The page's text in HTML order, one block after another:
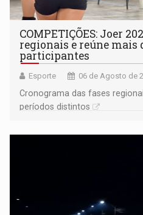
COMPETIÇÕES: Joer
regionais e reúne mais
participantes
Esporte 06 de Agosto de
Cronograma das fases
períodos distintos